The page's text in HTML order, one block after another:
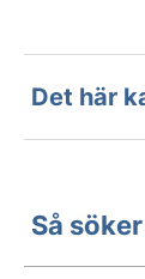
Det här
Så